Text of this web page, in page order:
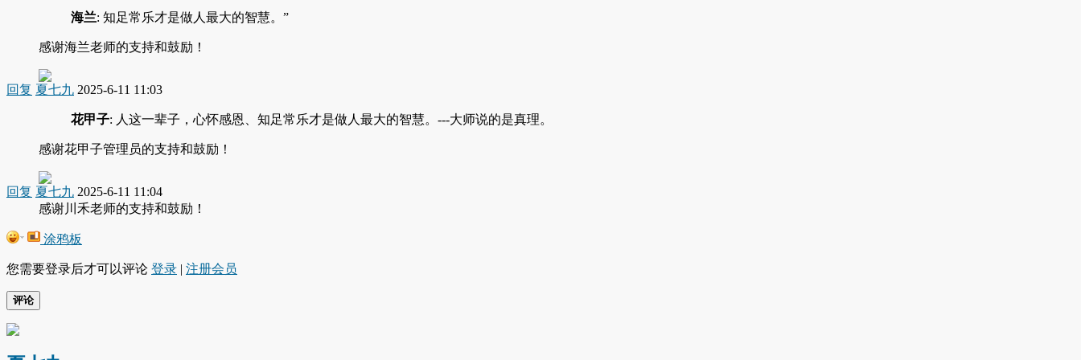
海兰: 知足常乐才是做人最大的智慧。”
感谢海兰老师的支持和鼓励！
回复 夏七九 2025-6-11 11:03
花甲子: 人这一辈子，心怀感恩、知足常乐才是做人最大的智慧。---大师说的是真理。
感谢花甲子管理员的支持和鼓励！
回复 夏七九 2025-6-11 11:04
感谢川禾老师的支持和鼓励！
涂鸦板
您需要登录后才可以评论 登录 | 注册会员
评论